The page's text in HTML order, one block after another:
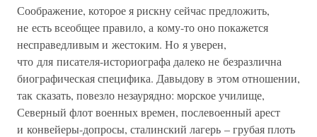
Соображение, которое я рискну сейчас предложить,
не есть всеобщее правило, а кому-то оно покажется
несправедливым и жестоким. Но я уверен,
что для писателя-историографа далеко не безразлична
биографическая специфика. Давыдову в этом отношении,
так сказать, повезло незаурядно: морское училище,
Северный флот военных времен, послевоенный арест
и конвейеры-допросы, сталинский лагерь – грубая плоть